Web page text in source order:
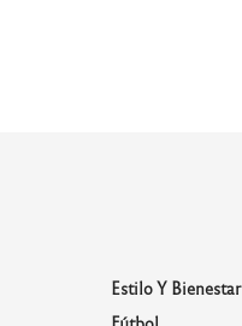
Estilo Y Bienestar